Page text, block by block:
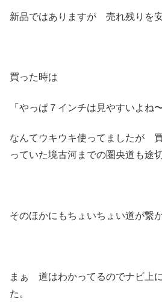
新品ではありますが 売れ残りを安
買った時は
「やっぱ７インチは見やすいよね〜
なんてウキウキ使ってましたが
っていた境古河までの圏央道も途
そのほかにもちょいちょい道が繋
まぁ 道はわかってるのでナビ上
た。